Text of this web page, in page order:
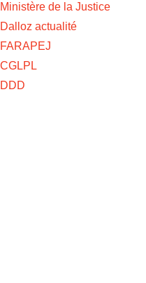
Ministère de la Justice
Dalloz actualité
FARAPEJ
CGLPL
DDD